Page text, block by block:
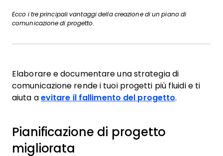
Ecco i tre principali vantaggi della creazione di un piano di
comunicazione di progetto.
Elaborare e documentare una strategia di
comunicazione rende i tuoi progetti più fluidi e ti
aiuta a evitare il fallimento del progetto.
Pianificazione di progetto
migliorata